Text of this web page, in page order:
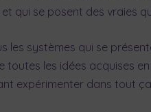
qui se posent des vraies
les systèmes qui se
toutes les idées acquises
expérimenter dans tout